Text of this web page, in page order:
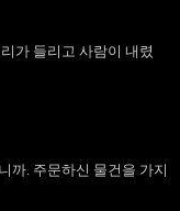
가 들리고 사람이 내렸
까. 주문하신 물건을 가지